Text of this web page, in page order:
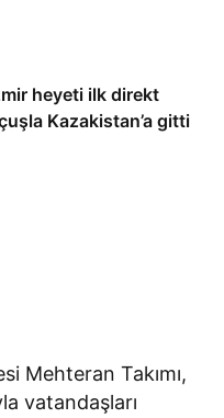
heyeti ilk direkt
Kazakistan’a gitti
Mehteran Takımı,
vatandaşları